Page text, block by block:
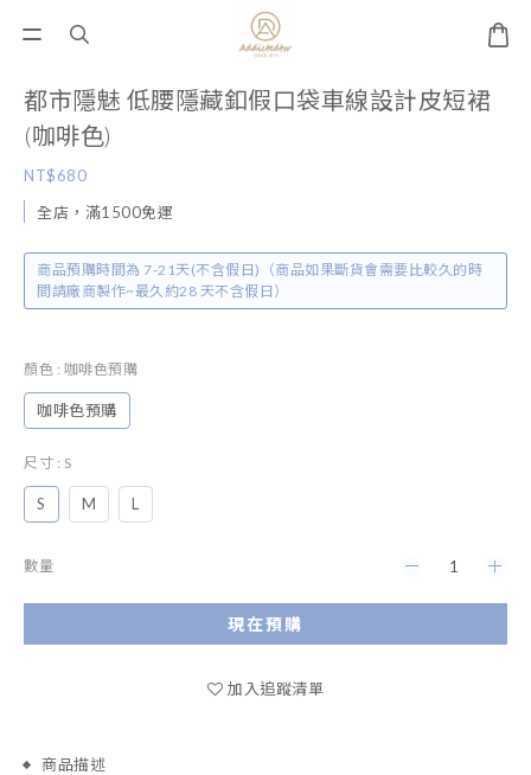
都市隱魅 低腰隱藏釦假口袋車線設計皮短裙
(咖啡色)
NT$680
全店，滿1500免運
商品預購時間為 7-21天(不含假日)（商品如果斷貨會需要比較久的時
間請廠商製作~最久約28 天不含假日）
顏色 : 咖啡色預購
咖啡色預購
尺寸 : S
S M L
數量
現在預購
加入追蹤清單
商品描述